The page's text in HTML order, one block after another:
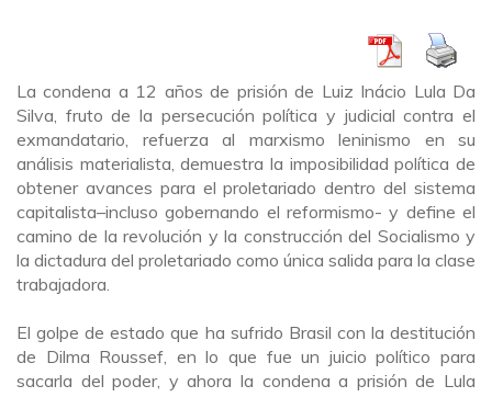
La condena a 12 años de prisión de Luiz Inácio Lula Da
Silva, fruto de la persecución política y judicial contra el
exmandatario, refuerza al marxismo leninismo en su
análisis materialista, demuestra la imposibilidad política de
obtener avances para el proletariado dentro del sistema
capitalista–incluso gobernando el reformismo- y define el
camino de la revolución y la construcción del Socialismo y
la dictadura del proletariado como única salida para la clase
trabajadora.
El golpe de estado que ha sufrido Brasil con la destitución
de Dilma Roussef, en lo que fue un juicio político para
sacarla del poder, y ahora la condena a prisión de Lula